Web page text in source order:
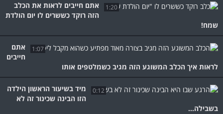
1:20
אתם חייבים לראות את הכלב
הזה רוקד כששרים לו יום הולדת
שמח!
1:07
אתם
חייבים
לראות איך הכלב המשוגע הזה מגיב כשמלטפים אותו
0:12
מיד בשיעור הראשון הילדה
הזו הבינה שכינור זה לא
בשבילה...